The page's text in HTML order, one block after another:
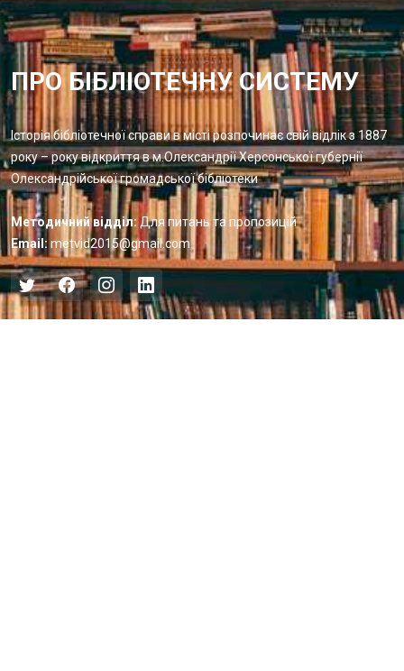
ПРО БІБЛІОТЕЧНУ СИСТЕМУ
Історія бібліотечної справи в місті розпочинає свій відлік з 1887
року – року відкриття в м.Олександрії Херсонської губернії
Олександрійської громадської бібліотеки
Методичний відділ: Для питань та пропозицій
Email: metvid2015@gmail.com